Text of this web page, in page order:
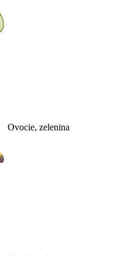
Ovocie, zelenina